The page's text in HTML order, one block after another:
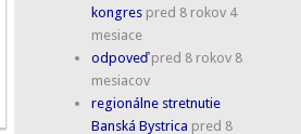
kongres pred 8 rokov 4
mesiace
odpoveď pred 8 rokov 8
mesiacov
regionálne stretnutie
Banská Bystrica pred 8